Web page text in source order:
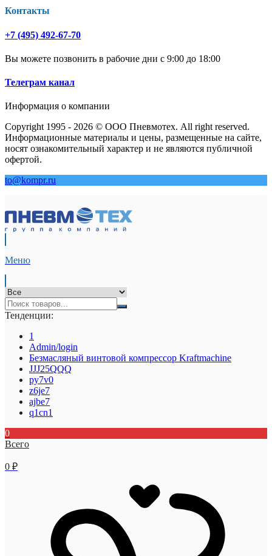
Контакты
+7 (495) 492-67-70
Вы можете позвонить в рабочие дни с 9:00 до 18:00
Телеграм канал
Информация о компании
Copyright 1995 - 2026 © ООО Пневмотех. All right reserved.
Информационные материалы и цены, размещенные на сайте,
носят ознакомительный характер и не являются публичной
офертой.
to@kompr.ru
Меню
Тенденции:
1
Admin/login
Безмасляный винтовой компрессор Kraftmaсhine
JJJ25QQQ
py7v0
z6je7
ajbe7
q1cn1
0
Всего
0 ₽